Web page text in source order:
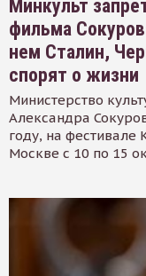
Минкульт
фильма
нем Сталин,
спорят о жизни
Министерство
Александра
году, на фестивале
Москве с 10 по 15